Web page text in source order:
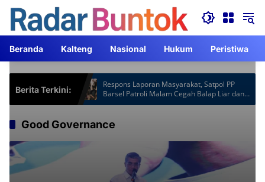
Langsung
konten
Beranda Kalteng Nasional Hukum Peristiwa
Berita Terkini:
Gardu
Lebih
Respons Laporan Masyarakat, Satpol PP
Barsel Patroli Malam Cegah Balap Liar dan
Knalpot Brong
Good Governance